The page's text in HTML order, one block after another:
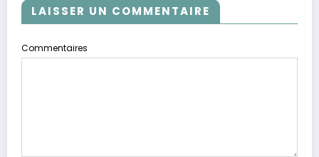
LAISSER UN COMMENTAIRE
Commentaires